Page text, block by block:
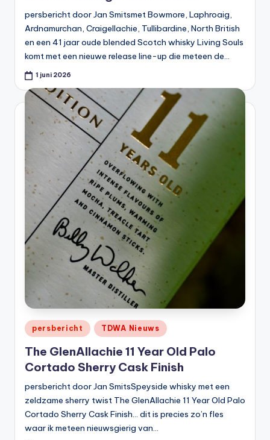
persbericht door Jan Smitsmet Bowmore, Laphroaig,
Ardnamurchan, Craigellachie, Tullibardine, North British
en een 41 jaar oude blended Scotch whisky Living Souls
komt met een nieuwe release line-up die meteen de…
1 juni 2026
Geplaatst
in
persbericht TDWA Nieuws
The GlenAllachie 11 Year Old Palo
Cortado Sherry Cask Finish
persbericht door Jan SmitsSpeyside whisky met een
zeldzame sherry twist The GlenAllachie 11 Year Old Palo
Cortado Sherry Cask Finish… dit is precies zo’n fles
waar ik meteen nieuwsgierig van…